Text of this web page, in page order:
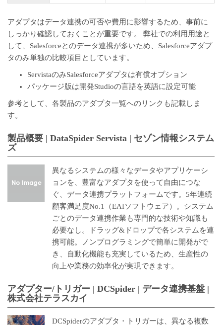
アダプタはデータ連携の可否や費用に影響するため、事前に
しっかり確認しておくことが重要です。 弊社での利用用途と
して、Salesforceとのデータ連携が多いため、Salesforceアダプ
タのみ単独の比較項目としています。
ServistaのみSalesforceアダプタは有償オプション
パッケージ版は開発Studioの言語を英語に設定可能
参考として、各製品のアダプタ一覧へのリンクも記載しま
す。
製品概要 | DataSpider Servista | セゾン情報システム
ズ
異なるシステムの様々なデータやアプリケーシ
ョンを、豊富なアダプタを使って自由につな
ぐ、データ連携プラットフォームです。5年連続
顧客満足度No.1（EAIソフトウェア）。システム
ごとのデータ連携作業も専門的な技術や知識も
必要なし。ドラッグ&ドロップで各システムを連
携可能。ノンプログラミングで簡単に開発がで
き、自動化機能も充実しているため、生産性の
向上や業務の効率化が実現できます。
アダプター/トリガー | DCSpider | データ連携基盤 |
株式会社テラスカイ
DCSpiderのアダプタ・トリガーは、異なる複数